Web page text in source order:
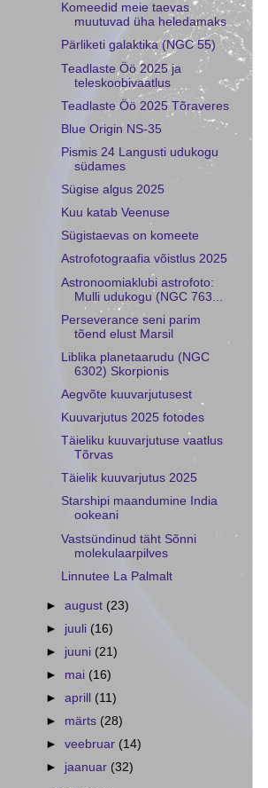
Komeedid meie taevas
muutuvad üha heledamaks
Pärliketi galaktika (NGC 55)
Teadlaste Öö 2025 ja
teleskoobivaatlus
Teadlaste Öö 2025 Tõraveres
Blue Origin NS-35
Pismis 24 Langusti udukogu
südames
Sügise algus 2025
Kuu katab Veenuse
Sügistaevas on komeete
Astrofotograafia võistlus 2025
Astronoomiaklubi astrofoto:
Mulli udukogu (NGC 763...
Perseverance seni parim
tõend elust Marsil
Liblika planetaarudu (NGC
6302) Skorpionis
Aegvõte kuuvarjutusest
Kuuvarjutus 2025 fotodes
Täieliku kuuvarjutuse vaatlus
Tõrvas
Täielik kuuvarjutus 2025
Starshipi maandumine India
ookeani
Vastsündinud täht Sõnni
molekulaarpilves
Linnutee La Palmalt
►august (23)
► juuli (16)
► juuni (21)
► mai (16)
►aprill (11)
► märts (28)
►veebruar (14)
► jaanuar (32)